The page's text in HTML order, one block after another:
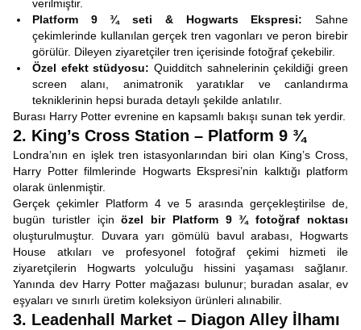
verilmiştir.
Platform 9 ¾ seti & Hogwarts Ekspresi: Sahne
çekimlerinde kullanılan gerçek tren vagonları ve peron birebir
görülür. Dileyen ziyaretçiler tren içerisinde fotoğraf çekebilir.
Özel efekt stüdyosu: Quidditch sahnelerinin çekildiği green
screen alanı, animatronik yaratıklar ve canlandırma
tekniklerinin hepsi burada detaylı şekilde anlatılır.
Burası Harry Potter evrenine en kapsamlı bakışı sunan tek yerdir.
2. King’s Cross Station – Platform 9 ¾
Londra’nın en işlek tren istasyonlarından biri olan King’s Cross,
Harry Potter filmlerinde Hogwarts Ekspresi’nin kalktığı platform
olarak ünlenmiştir.
Gerçek çekimler Platform 4 ve 5 arasında gerçekleştirilse de,
bugün turistler içinözel bir Platform 9 ¾ fotoğraf noktası
oluşturulmuştur. Duvara yarı gömülü bavul arabası, Hogwarts
House atkıları ve profesyonel fotoğraf çekimi hizmeti ile
ziyaretçilerin Hogwarts yolculuğu hissini yaşaması sağlanır.
Yanında dev Harry Potter mağazası bulunur; buradan asalar, ev
eşyaları ve sınırlı üretim koleksiyon ürünleri alınabilir.
3. Leadenhall Market – Diagon Alley İlhamı